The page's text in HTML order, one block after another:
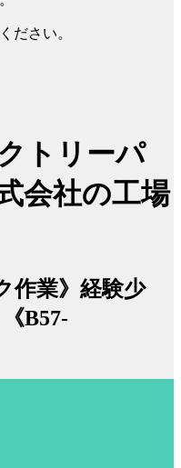
ださい。
トリーパ
会社の工場
作業》経験少
B57-